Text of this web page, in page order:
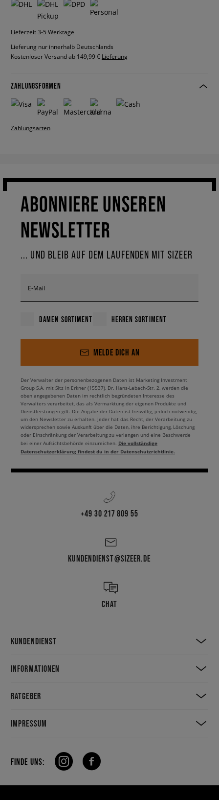
Lieferzeit 3-5 Werktage
Lieferung nur innerhalb Deutschlands
Kostenloser Versand ab 149,99 € Lieferung
ZAHLUNGSFORMEN
Zahlungsarten
ABONNIERE UNSEREN
NEWSLETTER
... UND BLEIB AUF DEM LAUFENDEN MIT SIZEER
E-Mail
DAMEN SORTIMENT HERREN SORTIMENT
MELDE DICH AN
Der Verwalter der personenbezogenen Daten ist Marketing Investment
Group S.A. mit Sitz in Erkner (15537), Dr. Hans-Lebach-Str. 2, werden die
oben angegebenen Daten im rechtlich begründeten Interesse des
Verwalters verarbeitet, das als Vermarktung der eigenen Produkte und
Dienstleistungen gilt. Die Angabe der Daten ist freiwillig, jedoch notwendig,
um den Newsletter zu erhalten. Jeder hat das Recht, der Verarbeitung zu
widersprechen sowie Auskunft über die Daten, ihre Berichtigung, Löschung
oder Einschränkung der Verarbeitung zu verlangen und eine Beschwerde
bei einer Aufsichtsbehörde einzureichen. Die vollständige
Datenschutzerklärung findest du in der Datenschutzrichtlinie.
+49 30 217 809 55
KUNDENDIENST@SIZEER.DE
CHAT
KUNDENDIENST
INFORMATIONEN
RATGEBER
IMPRESSUM
FINDE UNS: